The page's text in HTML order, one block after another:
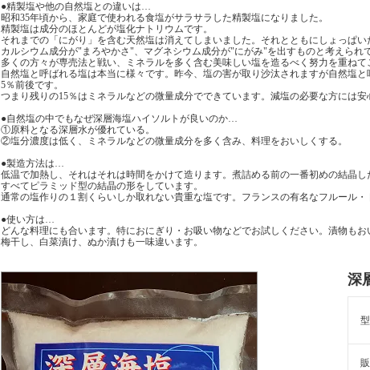
●精製塩や他の自然塩との違いは…
昭和35年頃から、家庭で使われる食塩がサラサラした精製塩になりました。
精製塩は成分のほとんどが塩化ナトリウムです。
それまでの「にがり」を含む天然塩は消えてしまいました。それとともにしょっぱい
カルシウム成分が"まろやかさ"、マグネシウム成分が"にがみ"を出すものと考えられ
多くの方々が専売法と戦い、ミネラルを多く含む美味しい塩を造るべく努力を重ねて
自然塩と呼ばれる塩は本当に様々です。昨今、塩の害が取り沙汰されますが自然塩
5％前後です。
つまり残りの15％はミネラルなどの微量成分でできています。減塩の必要な方には安
●自然塩の中でもなぜ深層海塩ハイソルトが良いのか…
①原料となる深層水が優れている。
②塩分濃度は低く、ミネラルなどの微量成分を多く含み、料理をおいしくする。
●製造方法は…
低温で加熱し、それはそれは時間をかけて造ります。煮詰める前の一番初めの結晶し
すべてピラミッド型の結晶の形をしています。
通常の塩作りの１割くらいしか取れない貴重な塩です。フランスの有名なフルール・
●使い方は…
どんな料理にも合います。特におにぎり・お吸い物などでお試しください。漬物もお
梅干し、白菜漬け、ぬか漬けも一味違います。
深